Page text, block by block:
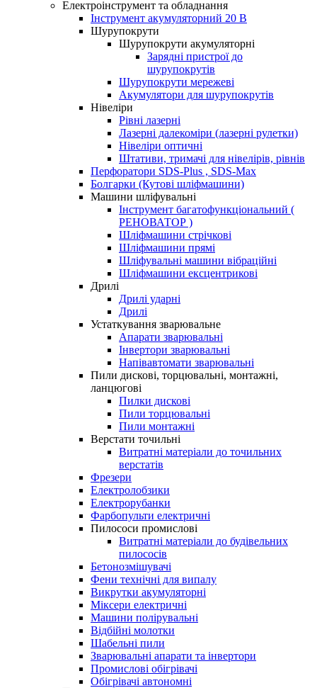
Електроінструмент та обладнання
Інструмент акумуляторний 20 В
Шурупокрути
Шурупокрути акумуляторні
Зарядні пристрої до
шурупокрутів
Шурупокрути мережеві
Акумулятори для шурупокрутів
Нівеліри
Рівні лазерні
Лазерні далекоміри (лазерні рулетки)
Нівеліри оптичні
Штативи, тримачі для нівелірів, рівнів
Перфоратори SDS-Plus , SDS-Max
Болгарки (Кутові шліфмашини)
Машини шліфувальні
Інструмент багатофункціональний (
РЕНОВАТОР )
Шліфмашини стрічкові
Шліфмашини прямі
Шліфувальні машини вібраційні
Шліфмашини ексцентрикові
Дрилі
Дрилі ударні
Дрилі
Устаткування зварювальне
Апарати зварювальні
Інвертори зварювальні
Напівавтомати зварювальні
Пили дискові, торцювальні, монтажні,
ланцюгові
Пилки дискові
Пили торцювальні
Пили монтажні
Верстати точильні
Витратні матеріали до точильних
верстатів
Фрезери
Електролобзики
Електрорубанки
Фарбопульти електричні
Пилососи промислові
Витратні матеріали до будівельних
пилососів
Бетонозмішувачі
Фени технічні для випалу
Викрутки акумуляторні
Міксери електричні
Машини полірувальні
Відбійні молотки
Шабельні пили
Зварювальні апарати та інвертори
Промислові обігрівачі
Обігрівачі автономні